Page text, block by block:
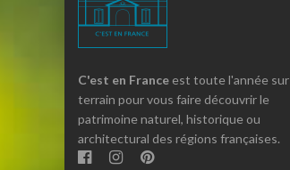
C'est en France est toute l'année
terrain pour vous faire découvrir le
patrimoine naturel, historique ou
architectural des régions françaises.